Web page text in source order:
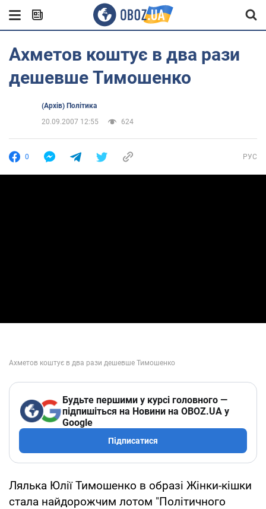
Ахметов коштує в два рази
дешевше Тимошенко
(Архів) Політика
20.09.2007 12:55
624
0 РУС
Будьте першими у курсі головного —
підпишіться на Новини на OBOZ.UA у
Google
Підписатися
Лялька Юлії Тимошенко в образі Жінки-кішки
стала найдорожчим лотом "Політичного